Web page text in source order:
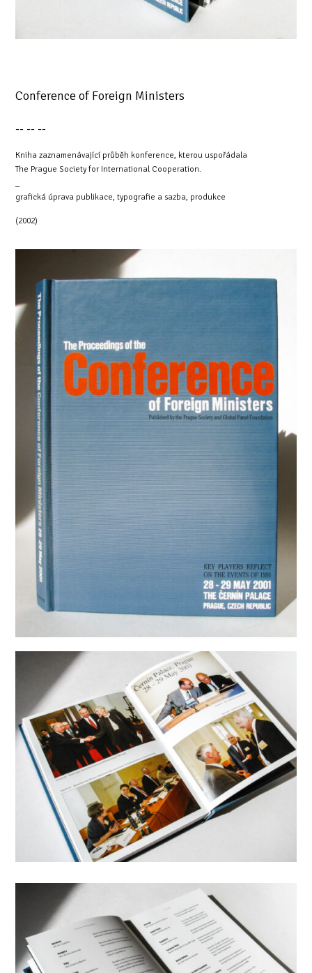
Conference of Foreign Ministers
-- -- --
Kniha zaznamenávající průběh konference, kterou uspořádala
The Prague Society for International Cooperation.
grafická úprava publikace, typografie a sazba, produkce
(2002)